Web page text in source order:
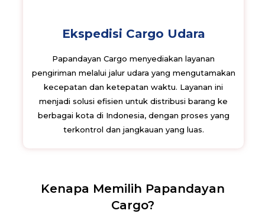
Ekspedisi Cargo Udara
Papandayan Cargo menyediakan layanan
pengiriman melalui jalur udara yang mengutamakan
kecepatan dan ketepatan waktu. Layanan ini
menjadi solusi efisien untuk distribusi barang ke
berbagai kota di Indonesia, dengan proses yang
terkontrol dan jangkauan yang luas.
Kenapa Memilih Papandayan
Cargo?